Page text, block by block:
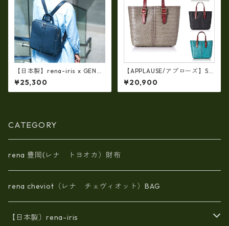
【日本製】rena-iris x GENO
VA（IMAIBAG）コラボ製品ラ
ンドセルデザイン・シュリン
クヌメ牛革・リュック（A4/si
¥25,300
【APPLAUSE/アプローズ】SA
FARI series 型押し クロコ レ
ザー トート ap-3739
¥20,900
CATEGORY
rena 豊岡(レナ トヨオカ）財布
rena cheviot（レナ チェヴィオット）BAG
【日本製〕rena-iris